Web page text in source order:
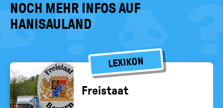
NOCH MEHR INFOS AUF
HANISAULAND
LEXIKON
Frei­staat